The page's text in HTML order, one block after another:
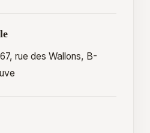
rue des Wallons, B-